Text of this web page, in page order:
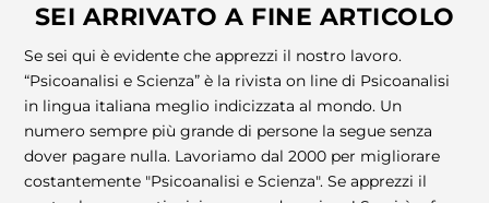
SEI ARRIVATO A FINE ARTICOLO
Se sei qui è evidente che apprezzi il nostro lavoro.
“Psicoanalisi e Scienza” è la rivista on line di Psicoanalisi
in lingua italiana meglio indicizzata al mondo. Un
numero sempre più grande di persone la segue senza
dover pagare nulla. Lavoriamo dal 2000 per migliorare
costantemente "Psicoanalisi e Scienza". Se apprezzi il